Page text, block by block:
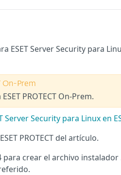
ESET Server Security para
On-Prem
PROTECT On-Prem.
Security para Linux en
PROTECT del artículo.
para crear el archivo